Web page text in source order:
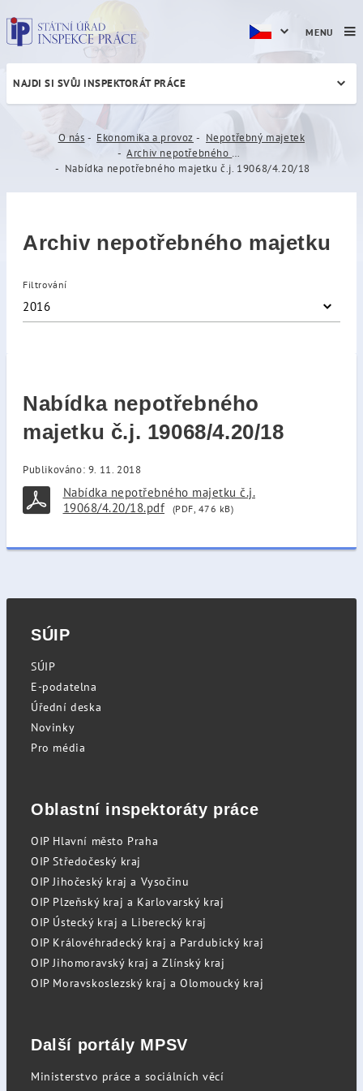
Nabídka nepotřebného
NAJDI SI SVŮJ INSPEKTORÁT PRÁCE
O nás Ekonomika a provoz
Nepotřebný majetek
Archiv nepotřebného majetku
Nabídka nepotřebného majetku č.j. 19068/4.20/18
Archiv nepotřebného majetku
Filtrování
2016
Nabídka nepotřebného
majetku č.j. 19068/4.20/18
Publikováno: 9. 11. 2018
Nabídka nepotřebného majetku č.j.
19068/4.20/18.pdf
(PDF, 476 kB)
MENU
SÚIP
SÚIP
E-podatelna
Úřední deska
Novinky
Pro média
Oblastní inspektoráty práce
OIP Hlavní město Praha
OIP Středočeský kraj
OIP Jihočeský kraj a Vysočinu
OIP Plzeňský kraj a Karlovarský kraj
OIP Ústecký kraj a Liberecký kraj
OIP Královéhradecký kraj a Pardubický kraj
OIP Jihomoravský kraj a Zlínský kraj
OIP Moravskoslezský kraj a Olomoucký kraj
Další portály MPSV
Ministerstvo práce a sociálních věcí